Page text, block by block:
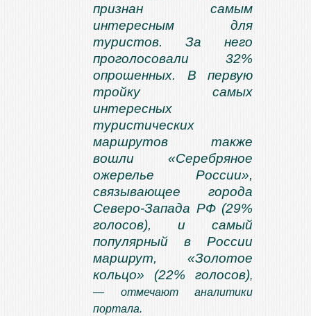
признан самым
интересным для
туристов. За него
проголосовали 32%
опрошенных. В первую
тройку самых
интересных
туристических
маршрутов также
вошли «Серебряное
ожерелье России»,
связывающее города
Северо-Запада РФ (29%
голосов), и самый
популярный в России
маршрут, «Золотое
кольцо» (22% голосов),
— отмечают аналитики
портала.